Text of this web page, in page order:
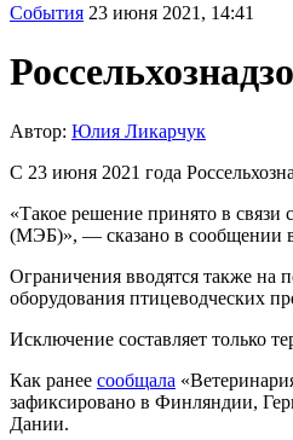
События 23 июня 2021, 14:41
Автор: Юлия Ликарчук
С 23 июня 2021 года
«Такое решение принято в
(МЭБ)», — сказано в сообщении
Ограничения вводятся также на
оборудования птицеводческих
Исключение составляет только
Как ранее сообщала
зафиксировано в Финляндии,
Дании.